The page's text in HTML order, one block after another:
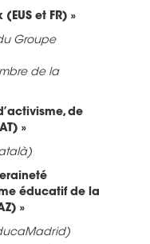
et FR) »
Groupe
de la
de
»
éducatif de la
»